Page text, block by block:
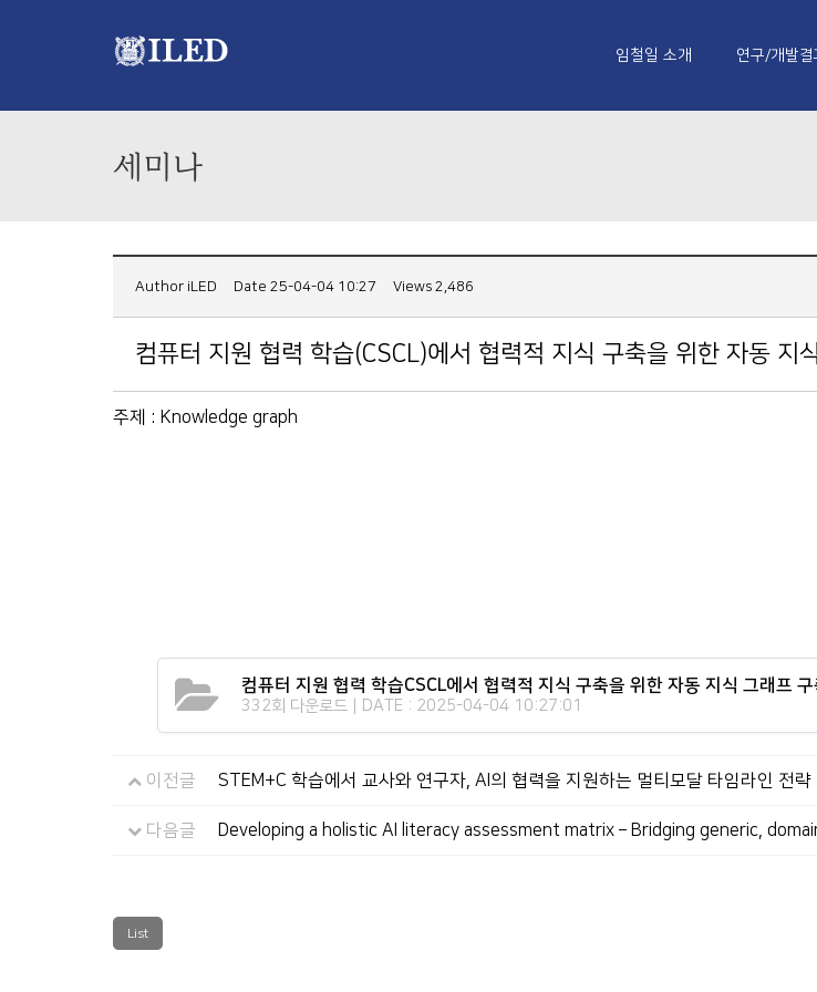
임철일 소개 연구/개발결
세미나
Author iLED Date 25-04-04 10:27 Views 2,486
컴퓨터 지원 협력 학습(CSCL)에서 협력적 지식 구축을 위한 자동 지
주제 : Knowledge graph
컴퓨터 지원 협력 학습CSCL에서 협력적 지식 구축을 위한 자동 지식 그래프
332회 다운로드 | DATE : 2025-04-04 10:27:01
이전글 STEM+C 학습에서 교사와 연구자, AI의 협력을 지원하는 멀티모달 타임라인 전략
다음글 Developing a holistic AI literacy assessment matrix – Bridging generic,
List